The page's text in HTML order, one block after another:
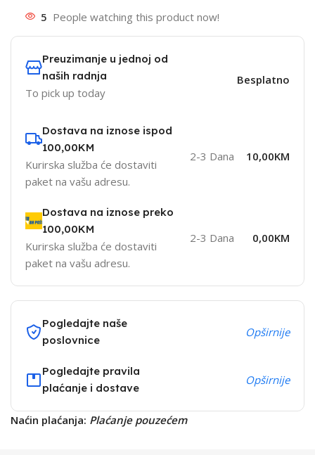
5 People watching this product now!
Preuzimanje u jednoj od
naših radnja
To pick up today
Besplatno
Dostava na iznose ispod
100,00KM
Kurirska služba će dostaviti
paket na vašu adresu.
2-3 Dana 10,00KM
Dostava na iznose preko
100,00KM
Kurirska služba će dostaviti
paket na vašu adresu.
2-3 Dana 0,00KM
Pogledajte naše
poslovnice
Opširnije
Pogledajte pravila
plaćanje i dostave
Opširnije
Naćin plaćanja: Plaćanje pouzećem